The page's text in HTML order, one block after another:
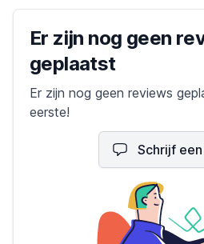
Bedrijfs reviews
Er zijn nog geen
geplaatst
Er zijn nog geen reviews
eerste!
Schrijf